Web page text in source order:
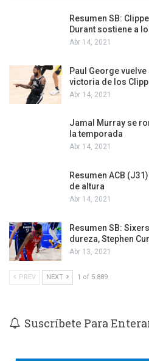
Resumen SB:
Durant sostiene a
Abr 14, 2021
Paul George
victoria de los
Abr 14, 2021
Jamal Murray se
la temporada
Abr 14, 2021
Resumen ACB
de altura
Abr 14, 2021
Resumen SB:
dureza, Stephen
Abr 13, 2021
PREV NEXT 1 of 5.889
Suscríbete Para